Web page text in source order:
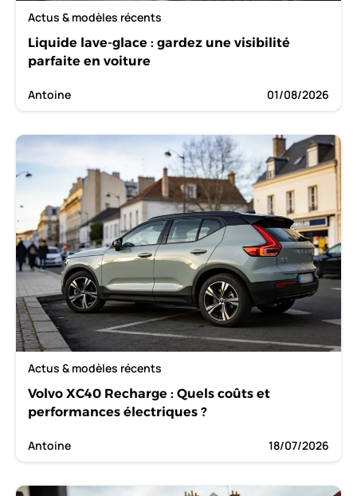
Actus & modèles récents
Liquide lave-glace : gardez une visibilité
parfaite en voiture
Antoine 01/08/2026
Actus & modèles récents
Volvo XC40 Recharge : Quels coûts et
performances électriques ?
Antoine 18/07/2026